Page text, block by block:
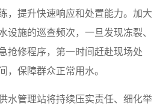
，提升快速响应和处置能力。加大
设施的巡查频次，一旦发现冻裂、
抢修程序，第一时间赶赴现场处
，保障群众正常用水。
水管理站将持续压实责任、细化举